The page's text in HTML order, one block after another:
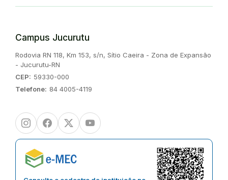
Campus Jucurutu
Endereço:
Rodovia RN 118, Km 153, s/n, Sítio Caeira - Zona de Expansão
- Jucurutu-RN
CEP: 59330-000
Telefone: 84 4005-4119
InstagramFacebookTwitter/XYoutube